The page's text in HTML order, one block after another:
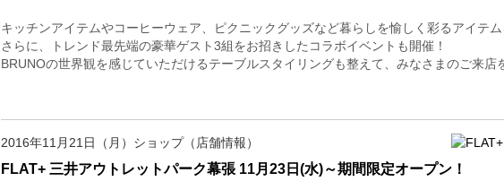
キッチンアイテムやコーヒーウェア、ピクニックグッズなど暮らしを愉しく彩るアイテム
さらに、トレンド最先端の豪華ゲスト3組をお招きしたコラボイベントも開催！
BRUNOの世界観を感じていただけるテーブルスタイリングも整えて、みなさまのご来店
2016年11月21日（月）ショップ（店舗情報）
FLAT+ 三井アウトレットパーク幕張 11月23日(水)～期間限定オープン！